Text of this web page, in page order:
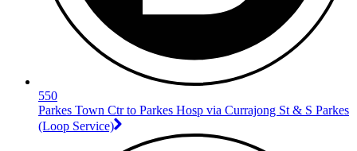
550
Parkes Town Ctr to Parkes Hosp via Currajong St & S Parkes
(Loop Service)